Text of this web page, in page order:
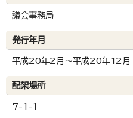
議会事務局
発行年月
平成20年2月～平成20年12月
配架場所
7-1-1